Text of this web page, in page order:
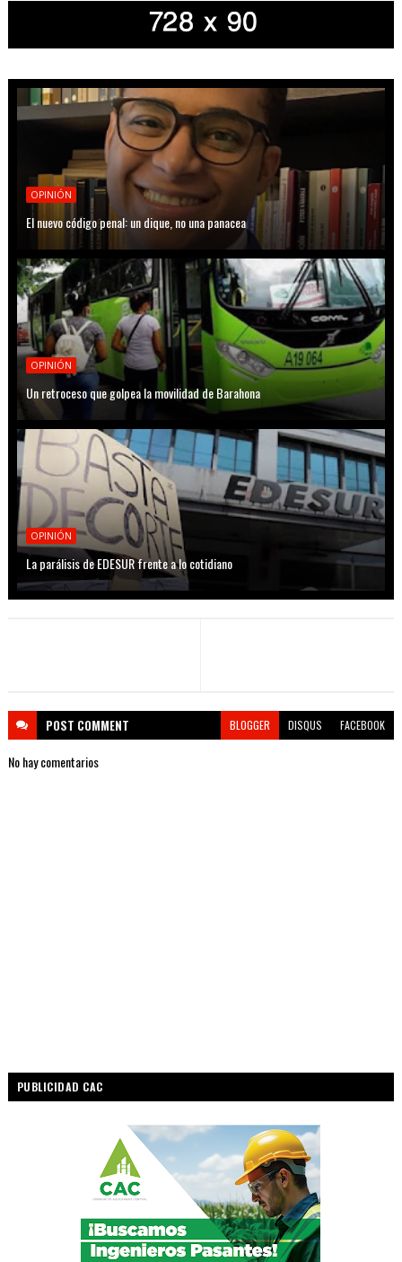
OPINIÓN
El nuevo código penal: un dique, no una panacea
OPINIÓN
Un retroceso que golpea la movilidad de Barahona
OPINIÓN
La parálisis de EDESUR frente a lo cotidiano
POST COMMENT BLOGGER DISQUS FACEBOOK
No hay comentarios
PUBLICIDAD CAC